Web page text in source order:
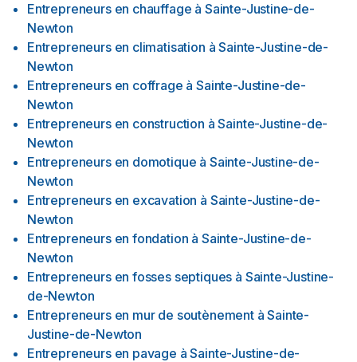
Entrepreneurs en chauffage à Sainte-Justine-de-
Newton
Entrepreneurs en climatisation à Sainte-Justine-de-
Newton
Entrepreneurs en coffrage à Sainte-Justine-de-
Newton
Entrepreneurs en construction à Sainte-Justine-de-
Newton
Entrepreneurs en domotique à Sainte-Justine-de-
Newton
Entrepreneurs en excavation à Sainte-Justine-de-
Newton
Entrepreneurs en fondation à Sainte-Justine-de-
Newton
Entrepreneurs en fosses septiques à Sainte-Justine-
de-Newton
Entrepreneurs en mur de soutènement à Sainte-
Justine-de-Newton
Entrepreneurs en pavage à Sainte-Justine-de-